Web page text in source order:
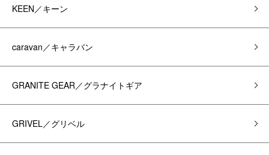
KEEN／キーン
caravan／キャラバン
GRANITE GEAR／グラナイトギア
GRIVEL／グリベル